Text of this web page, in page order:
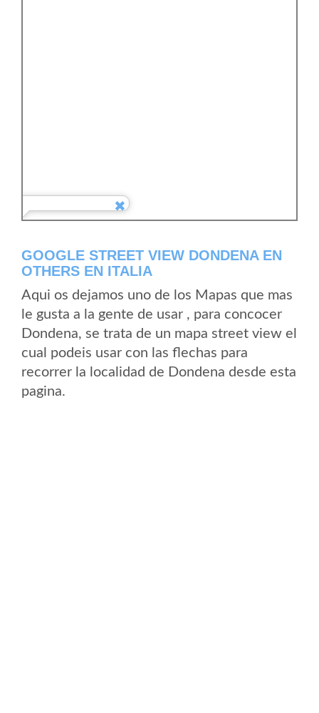
GOOGLE STREET VIEW DONDENA EN
OTHERS EN ITALIA
Aqui os dejamos uno de los Mapas que mas
le gusta a la gente de usar , para concocer
Dondena, se trata de un mapa street view el
cual podeis usar con las flechas para
recorrer la localidad de Dondena desde esta
pagina.